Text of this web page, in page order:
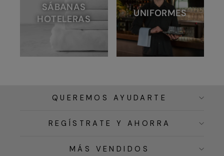
SÁBANAS
HOTELERAS
UNIFORMES
QUEREMOS AYUDARTE
REGÍSTRATE Y AHORRA
MÁS VENDIDOS